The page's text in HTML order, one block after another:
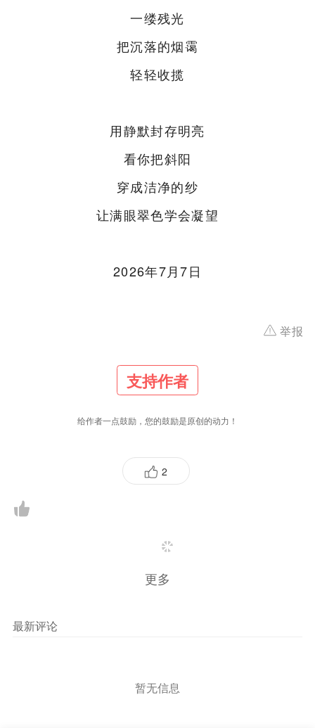
一缕残光
把沉落的烟霭
轻轻收揽
用静默封存明亮
看你把斜阳
穿成洁净的纱
让满眼翠色学会凝望
2026年7月7日
举报
支持作者
给作者一点鼓励，您的鼓励是原创的动力！
2
更多